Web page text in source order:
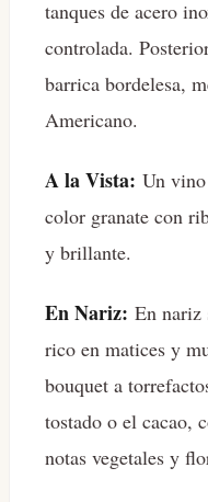
tanques de acero
controlada.
barrica bordelesa,
Americano.
A la Vista: Un
color granate con
y brillante.
En Nariz: En nariz
rico en matices y
bouquet a
tostado o el cacao,
notas vegetales y